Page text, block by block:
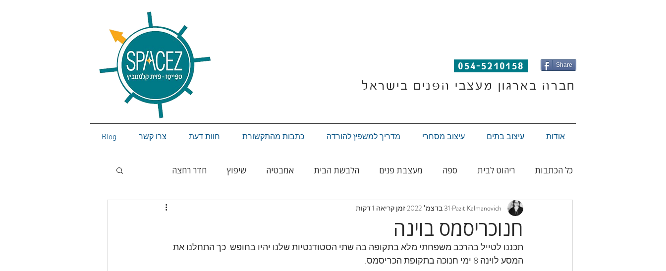
Share
חברה בארגון מעצבי הפנים בישראל
כל הכתבות ריהוט לבית ספה מעצבת פנים הלבשת הבית אמבטיה שיפוץ חדר רחצה
תכנון ועיצוב פנים עיצוב לחג
חנוכריסמס בוינה
Pazit Kalmanovich 31 בדצמ׳ 2022 זמן קריאה 1 דקות
תכננו לטייל בהרכב משפחתי מלא בתקופה בה שתי הסטודנטיות שלנו יהיו בחופש. כך התחלנו את
המסע לוינה 8 ימי חנוכה בתקופת הכריסמס.
Blog צרו קשר חוות דעת כתבות מהתקשורת מדריך למשפץ להורדה עיצוב מסחרי עיצוב בתים אודות